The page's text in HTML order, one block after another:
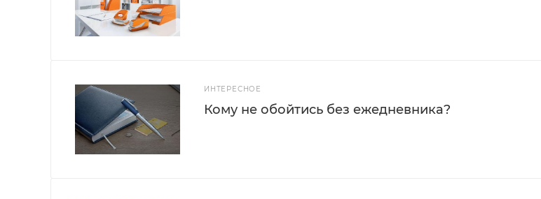
ИНТЕРЕСНОЕ
Кому не обойтись без ежедневника?